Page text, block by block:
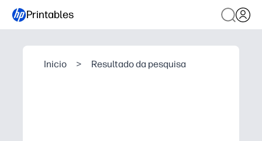
Printables
Inicio > Resultado da pesquisa